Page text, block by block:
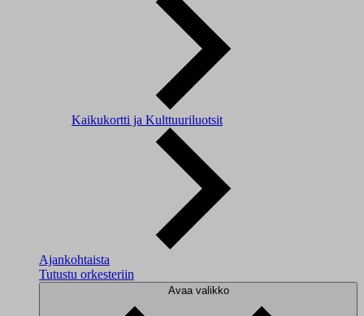
Kaikukortti ja Kulttuuriluotsit
Ajankohtaista
Tutustu orkesteriin
Avaa valikko